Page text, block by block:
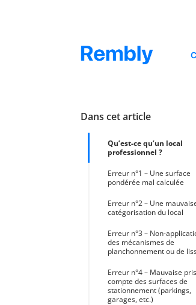
Dans cet article
Qu’est-ce qu’un local
professionnel ?
Erreur n°1 – Une surface
pondérée mal calculée
Erreur n°2 – Une
catégorisation du local
Erreur n°3 – Non-
des mécanismes de
planchonnement ou de
Erreur n°4 – Mauvaise
compte des surfaces de
stationnement (parkings,
garages, etc.)